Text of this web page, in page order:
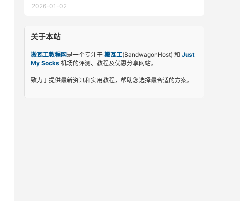
2026-01-02
关于本站
搬瓦工教程网是一个专注于 搬瓦工(BandwagonHost) 和 Just
My Socks 机场的评测、教程及优惠分享网站。
致力于提供最新资讯和实用教程，帮助您选择最合适的方案。